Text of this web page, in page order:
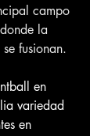
campo
la
fusionan.
en
variedad
en